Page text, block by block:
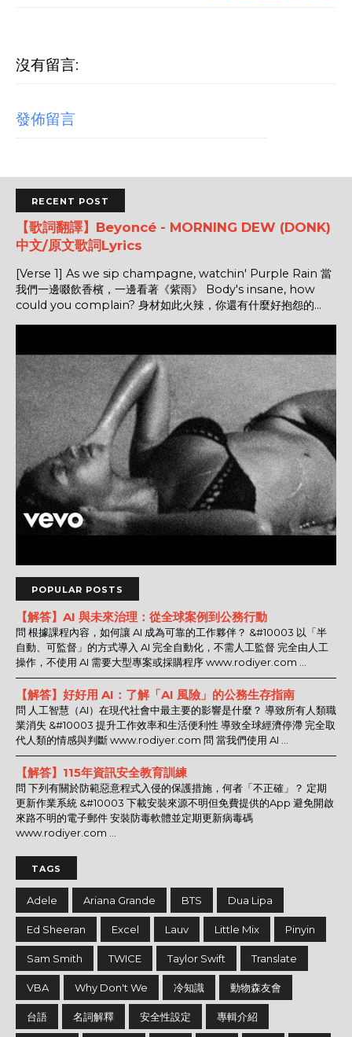
沒有留言:
發佈留言
RECENT POST
【歌詞翻譯】Beyoncé - MORNING DEW (DONK)
中文/原文歌詞Lyrics
[Verse 1] As we sip champagne, watchin' Purple Rain 當
我們一邊啜飲香檳，一邊看著《紫雨》 Body's insane, how
could you complain? 身材如此火辣，你還有什麼好抱怨的...
POPULAR POSTS
【解答】AI 與未來治理：從全球案例到公務行動
問 根據課程內容，如何讓 AI 成為可靠的工作夥伴？ &#10003 以「半
自動、可監督」的方式導入 AI 完全自動化，不需人工監督 完全由人工
操作，不使用 AI 需要大型專案或採購程序 www.rodiyer.com ...
【解答】好好用 AI：了解「AI 風險」的公務生存指南
問 人工智慧（AI）在現代社會中最主要的影響是什麼？ 導致所有人類職
業消失 &#10003 提升工作效率和生活便利性 導致全球經濟停滯 完全取
代人類的情感與判斷 www.rodiyer.com 問 當我們使用 AI ...
【解答】115年資訊安全教育訓練
問 下列有關於防範惡意程式入侵的保護措施，何者「不正確」？ 定期
更新作業系統 &#10003 下載安裝來源不明但免費提供的App 避免開啟
來路不明的電子郵件 安裝防毒軟體並定期更新病毒碼
www.rodiyer.com ...
TAGS
Adele Ariana Grande BTS Dua Lipa
Ed Sheeran Excel Lauv Little Mix Pinyin
Sam Smith TWICE Taylor Swift Translate
VBA Why Don't We 冷知識 動物森友會
台語 名詞解釋 安全性設定 專輯介紹